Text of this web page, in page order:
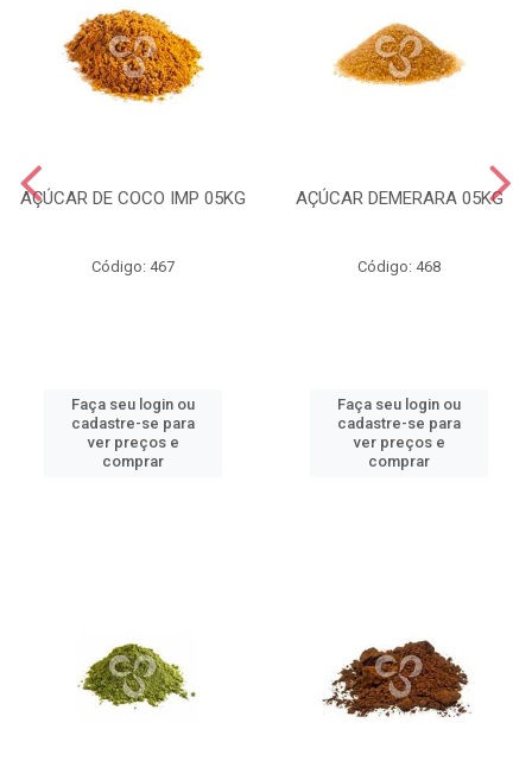
AÇÚCAR DE COCO IMP 05KG
Código: 467
Faça seu login ou
cadastre-se para
ver preços e
comprar
AÇÚCAR DEMERARA 05KG
Código: 468
Faça seu login ou
cadastre-se para
ver preços e
comprar